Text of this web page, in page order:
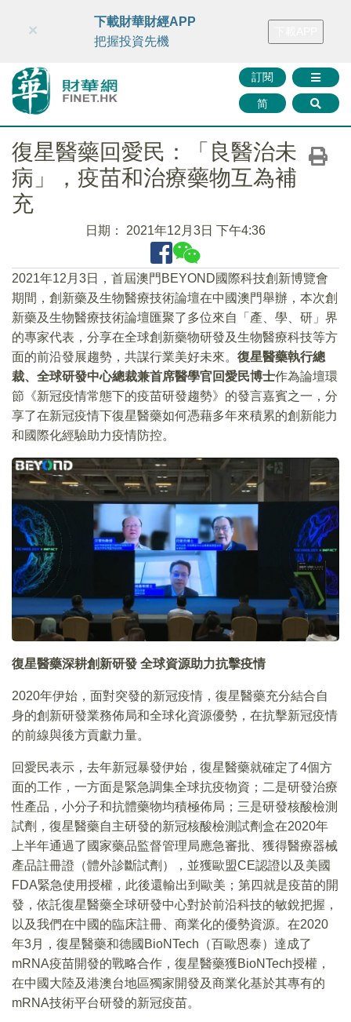
財華智庫網 FINTV FINMETA 財華證券 媒體矩陣
訂閱
简
×
下載財華財經APP
把握投資先機
復星醫藥回愛民：「良醫治未
病」，疫苗和治療藥物互為補
充
日期： 2021年12月3日 下午4:36
2021年12月3日，首屆澳門BEYOND國際科技創新博覽會
期間，創新藥及生物醫療技術論壇在中國澳門舉辦，本次創
新藥及生物醫療技術論壇匯聚了多位來自「產、學、研」界
的專家代表，分享在全球創新藥物研發及生物醫療科技等方
面的前沿發展趨勢，共謀行業美好未來。 復星醫藥執行總
裁、全球研發中心總裁兼首席醫學官回愛民博士作為論壇環
節《新冠疫情常態下的疫苗研發趨勢》的發言嘉賓之一，分
享了在新冠疫情下復星醫藥如何憑藉多年來積累的創新能力
和國際化經驗助力疫情防控。
復星醫藥深耕創新研發 全球資源助力抗擊疫情
2020年伊始，面對突發的新冠疫情，復星醫藥充分結合自
身的創新研發業務佈局和全球化資源優勢，在抗擊新冠疫情
的前線與後方貢獻力量。
回愛民表示，去年新冠暴發伊始，復星醫藥就確定了4個方
面的工作，一方面是緊急調集全球抗疫物資；二是研發治療
性產品，小分子和抗體藥物均積極佈局；三是研發核酸檢測
試劑，復星醫藥自主研發的新冠核酸檢測試劑盒在2020年
上半年通過了國家藥品監督管理局應急審批、獲得醫療器械
產品註冊證（體外診斷試劑），並獲歐盟CE認證以及美國
FDA緊急使用授權，此後還輸出到歐美；第四就是疫苗的開
發，依託復星醫藥全球研發中心對於前沿科技的敏銳把握，
以及我們在中國的臨床註冊、商業化的優勢資源。在2020
年3月，復星醫藥和德國BioNTech（百歐恩泰）達成了
mRNA疫苗開發的戰略合作，復星醫藥獲BioNTech授權，
在中國大陸及港澳台地區獨家開發及商業化基於其專有的
mRNA技術平台研發的新冠疫苗。